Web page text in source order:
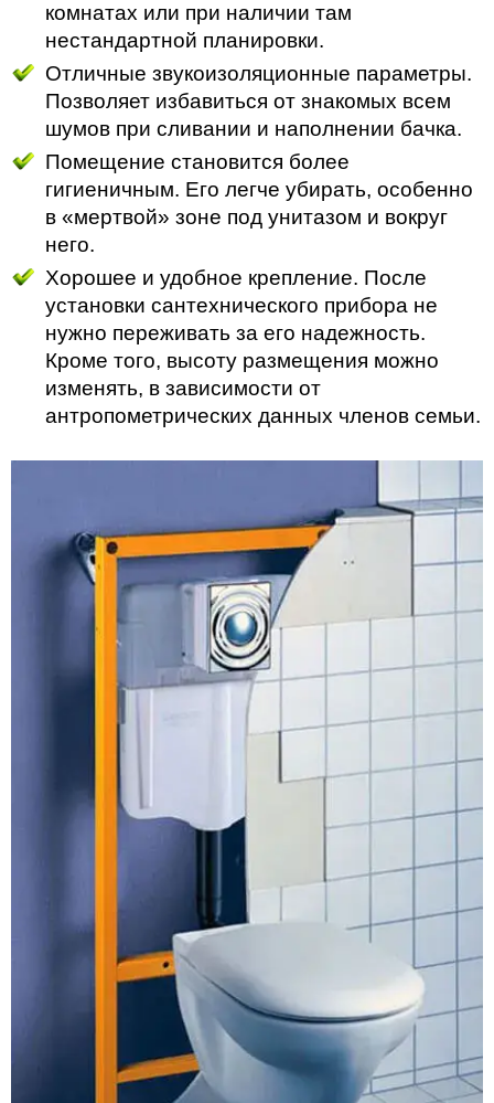
комнатах или при наличии там
нестандартной планировки.
Отличные звукоизоляционные параметры.
Позволяет избавиться от знакомых всем
шумов при сливании и наполнении бачка.
Помещение становится более
гигиеничным. Его легче убирать, особенно
в «мертвой» зоне под унитазом и вокруг
него.
Хорошее и удобное крепление. После
установки сантехнического прибора не
нужно переживать за его надежность.
Кроме того, высоту размещения можно
изменять, в зависимости от
антропометрических данных членов семьи.